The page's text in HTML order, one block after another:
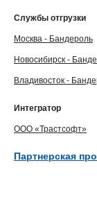
Службы отгрузки
Москва - Бандероль
Новосибирск -
Владивосток -
Интегратор
ООО «Трастсофт»
Партнерская